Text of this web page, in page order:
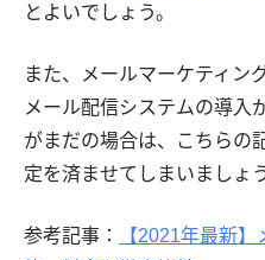
とよいでしょう。
また、メールマーケティン
メール配信システムの導入
がまだの場合は、こちらの
定を済ませてしまいましょう
参考記事：
【2021年最新